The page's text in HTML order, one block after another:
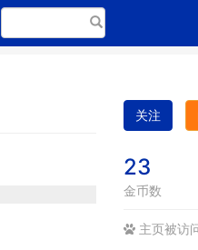
搜索
关注
23
金币数
主页被访